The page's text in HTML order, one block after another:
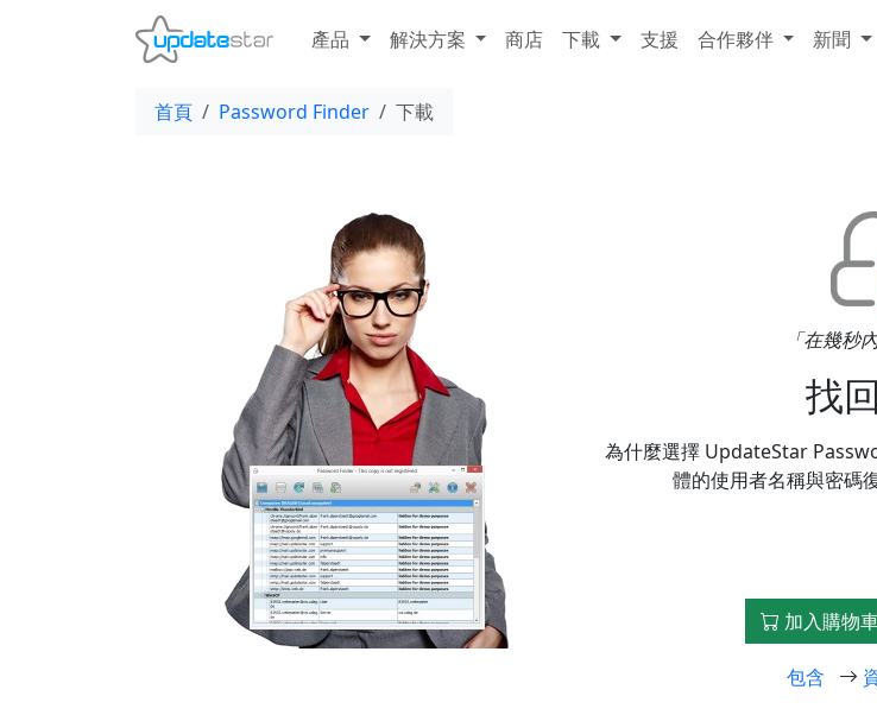
產品 解決方案 商店 下載 支援 合作夥伴 新聞
首頁 Password Finder 下載
「在幾
找
為什麼選擇 UpdateStar
體的使用者名稱與密碼
加入購物
包含